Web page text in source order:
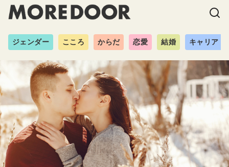
ジェンダー こころ からだ 恋愛 結婚 キャリア